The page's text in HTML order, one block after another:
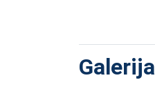
Galerija